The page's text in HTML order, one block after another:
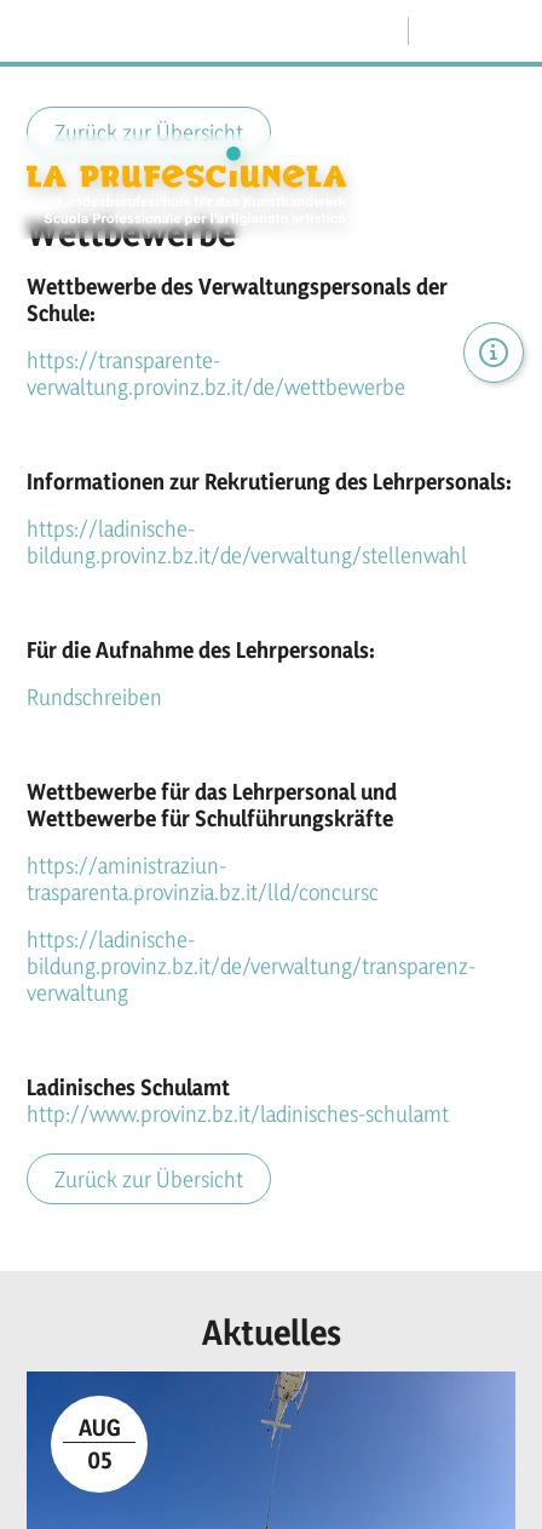
Zurück zur Übersicht
Wettbewerbe
Wettbewerbe des Verwaltungspersonals der
Schule:
https://transparente-
verwaltung.provinz.bz.it/de/wettbewerbe
Informationen zur Rekrutierung des Lehrpersonals:
https://ladinische-
bildung.provinz.bz.it/de/verwaltung/stellenwahl
Für die Aufnahme des Lehrpersonals:
Rundschreiben
Wettbewerbe für das Lehrpersonal und
Wettbewerbe für Schulführungskräfte
https://aministraziun-
trasparenta.provinzia.bz.it/lld/concursc
https://ladinische-
bildung.provinz.bz.it/de/verwaltung/transparenz-
verwaltung
Ladinisches Schulamt
http://www.provinz.bz.it/ladinisches-schulamt
Zurück zur Übersicht
Aktuelles
AUG
05